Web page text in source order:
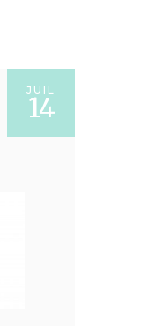
JUIL
14